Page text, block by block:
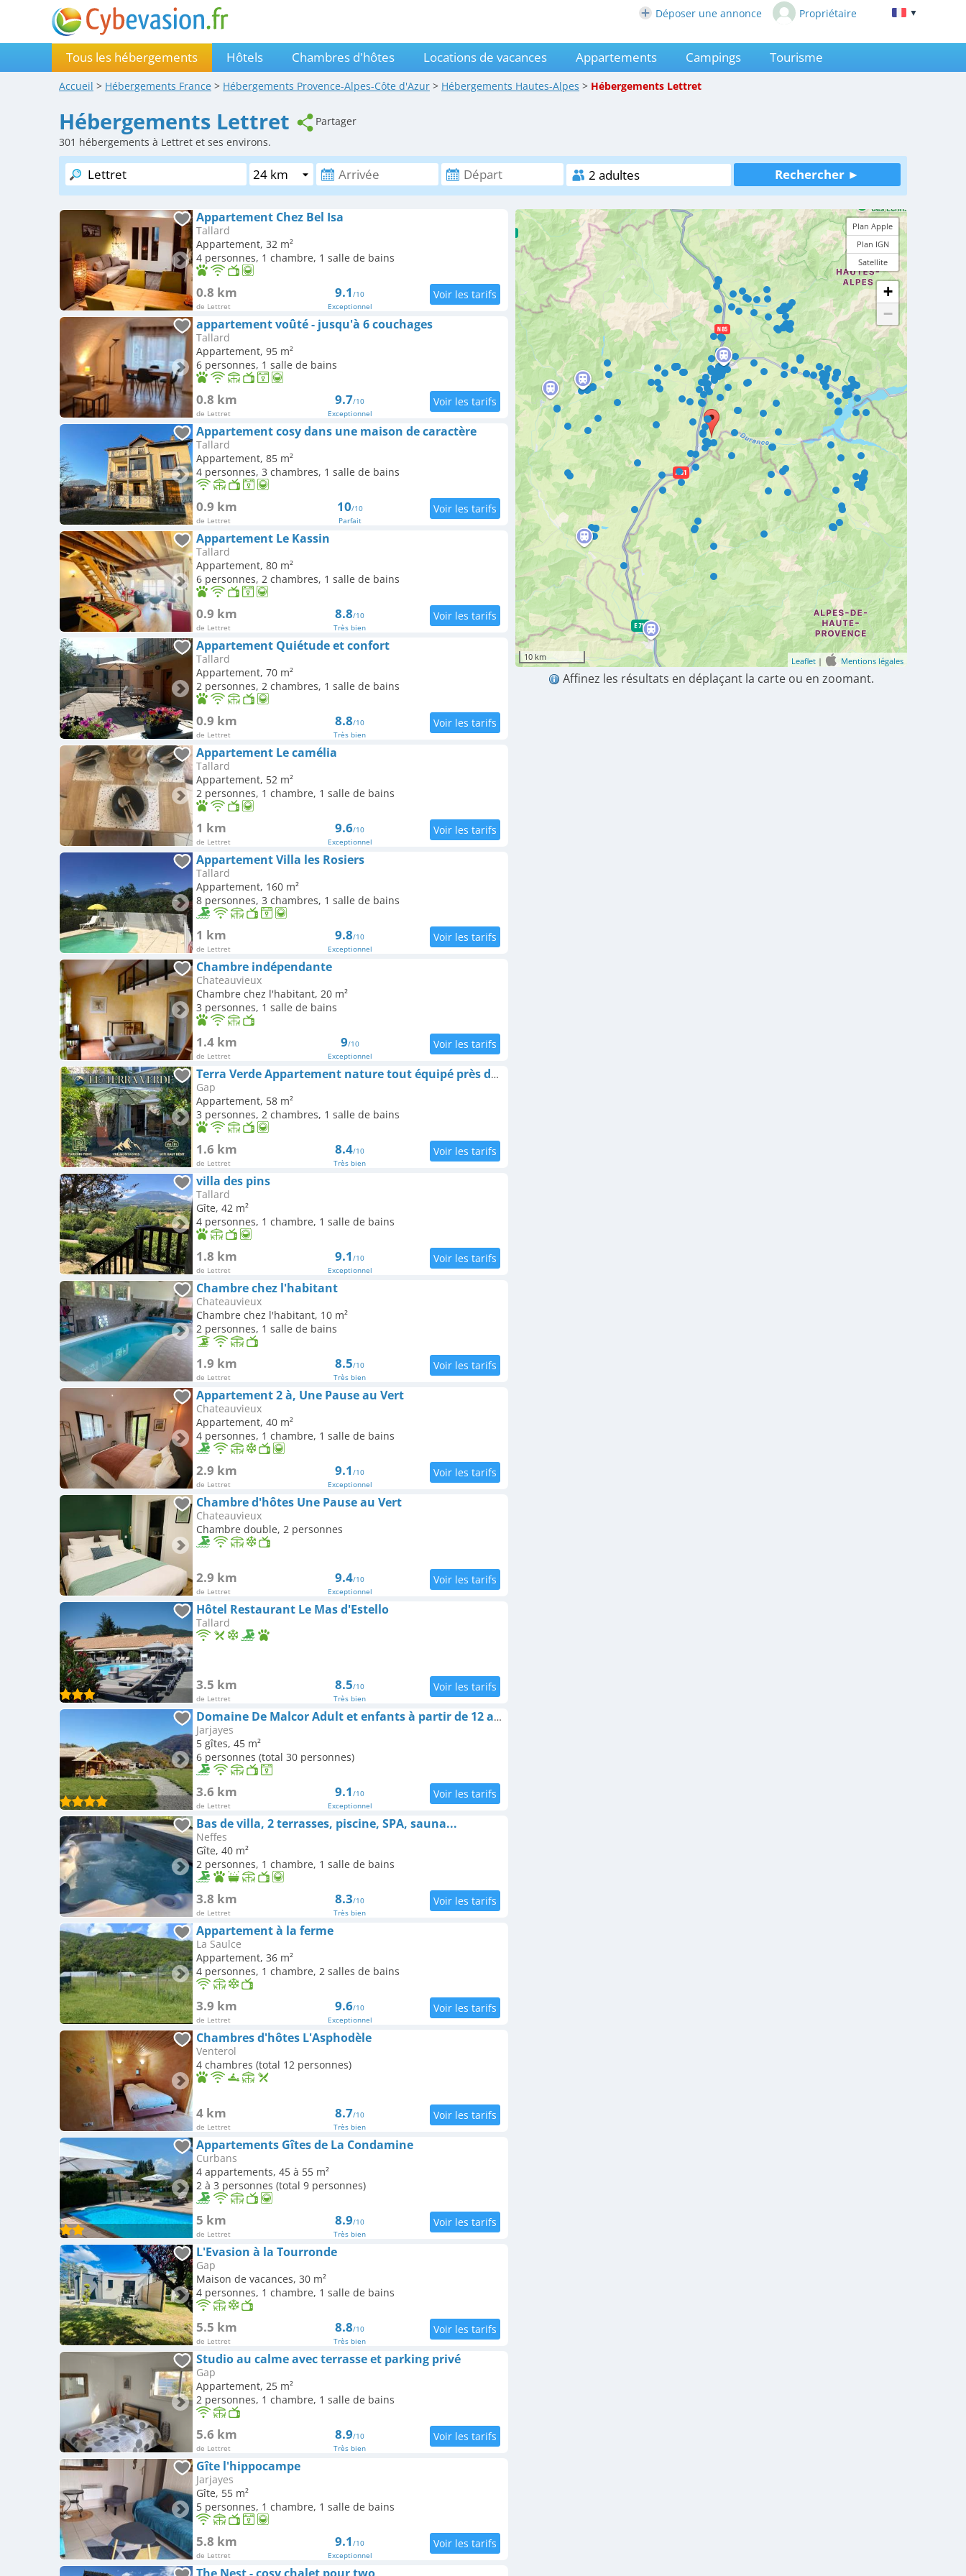
Déposer une annonce Propriétaire ▼
Tous les hébergements Hôtels Chambres d'hôtes Locations de vacances Appartements Campings Tourisme
Accueil > Hébergements France > Hébergements Provence-Alpes-Côte d'Azur > Hébergements Hautes-Alpes > Hébergements Lettret
Hébergements Lettret
Partager
301 hébergements à Lettret et ses environs.
Appartement Chez Bel Isa
Tallard
Appartement, 32 m²
4 personnes, 1 chambre, 1 salle de bains
0.8 km
de Lettret
9.1/10
Exceptionnel
appartement voûté - jusqu'à 6 couchages
Tallard
Appartement, 95 m²
6 personnes, 1 salle de bains
0.8 km
de Lettret
9.7/10
Exceptionnel
Appartement cosy dans une maison de caractère
Tallard
Appartement, 85 m²
4 personnes, 3 chambres, 1 salle de bains
0.9 km
de Lettret
10/10
Parfait
Appartement Le Kassin
Tallard
Appartement, 80 m²
6 personnes, 2 chambres, 1 salle de bains
0.9 km
de Lettret
8.8/10
Très bien
Appartement Quiétude et confort
Tallard
Appartement, 70 m²
2 personnes, 2 chambres, 1 salle de bains
0.9 km
de Lettret
8.8/10
Très bien
Appartement Le camélia
Tallard
Appartement, 52 m²
2 personnes, 1 chambre, 1 salle de bains
1 km
de Lettret
9.6/10
Exceptionnel
Appartement Villa les Rosiers
Tallard
Appartement, 160 m²
8 personnes, 3 chambres, 1 salle de bains
1 km
de Lettret
9.8/10
Exceptionnel
Chambre indépendante
Chateauvieux
Chambre chez l'habitant, 20 m²
3 personnes, 1 salle de bains
1.4 km
de Lettret
9/10
Exceptionnel
Terra Verde Appartement nature tout équipé près de Gap
Gap
Appartement, 58 m²
3 personnes, 2 chambres, 1 salle de bains
1.6 km
de Lettret
8.4/10
Très bien
villa des pins
Tallard
Gîte, 42 m²
4 personnes, 1 chambre, 1 salle de bains
1.8 km
de Lettret
9.1/10
Exceptionnel
Chambre chez l'habitant
Chateauvieux
Chambre chez l'habitant, 10 m²
2 personnes, 1 salle de bains
1.9 km
de Lettret
8.5/10
Très bien
Appartement 2 à, Une Pause au Vert
Chateauvieux
Appartement, 40 m²
4 personnes, 1 chambre, 1 salle de bains
2.9 km
de Lettret
9.1/10
Exceptionnel
Chambre d'hôtes Une Pause au Vert
Chateauvieux
Chambre double, 2 personnes
2.9 km
de Lettret
9.4/10
Exceptionnel
Hôtel Restaurant Le Mas d'Estello
Tallard
3.5 km
de Lettret
8.5/10
Très bien
Domaine De Malcor Adult et enfants à partir de 12 ans - nous contacter
Jarjayes
5 gîtes, 45 m²
6 personnes (total 30 personnes)
3.6 km
de Lettret
9.1/10
Exceptionnel
Bas de villa, 2 terrasses, piscine, SPA, sauna...
Neffes
Gîte, 40 m²
2 personnes, 1 chambre, 1 salle de bains
3.8 km
de Lettret
8.3/10
Très bien
Appartement à la ferme
La Saulce
Appartement, 36 m²
4 personnes, 1 chambre, 2 salles de bains
3.9 km
de Lettret
9.6/10
Exceptionnel
Chambres d'hôtes L'Asphodèle
Venterol
4 chambres (total 12 personnes)
4 km
de Lettret
8.7/10
Très bien
Appartements Gîtes de La Condamine
Curbans
4 appartements, 45 à 55 m²
2 à 3 personnes (total 9 personnes)
5 km
de Lettret
8.9/10
Très bien
L'Evasion à la Tourronde
Gap
Maison de vacances, 30 m²
4 personnes, 1 chambre, 1 salle de bains
5.5 km
de Lettret
8.8/10
Très bien
Studio au calme avec terrasse et parking privé
Gap
Appartement, 25 m²
2 personnes, 1 chambre, 1 salle de bains
5.6 km
de Lettret
8.9/10
Très bien
Gîte l'hippocampe
Jarjayes
Gîte, 55 m²
5 personnes, 1 chambre, 1 salle de bains
5.8 km
de Lettret
9.1/10
Exceptionnel
Plan Apple
Plan IGN
Satellite
+
−
10 km Leaflet | Mentions légales
Affinez les résultats en déplaçant la carte ou en zoomant.